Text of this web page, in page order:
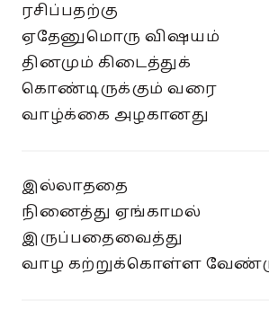
ரசிப்பதற்கு
ஏதேனுமொரு விஷயம்
தினமும் கிடைத்துக்
கொண்டிருக்கும் வரை
வாழ்க்கை அழகானது
இல்லாததை
நினைத்து ஏங்காமல்
இருப்பதைவைத்து
வாழ கற்றுக்கொள்ள